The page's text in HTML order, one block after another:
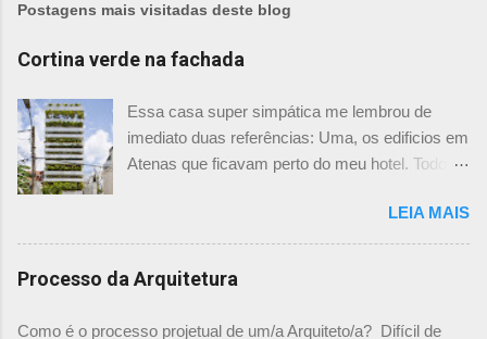
Postagens mais visitadas deste blog
Cortina verde na fachada
Essa casa super simpática me lembrou de
imediato duas referências: Uma, os edificios em
Atenas que ficavam perto do meu hotel. Todos
ficassem tão simpáticos! Mas olhando com
mais foco, me veio a segunda referência. Na
verdade as fachadas da frente e fundos são
como segundas peles, floreiras que criam um
LEIA MAIS
Processo da Arquitetura
Como é o processo projetual de um/a Arquiteto/a? Difícil de